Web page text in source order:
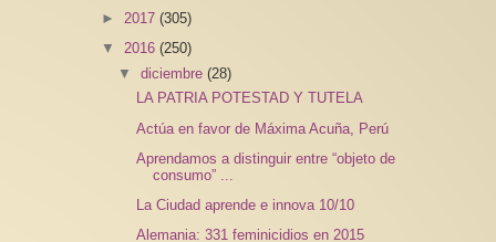
► 2017 (305)
▼ 2016 (250)
▼diciembre(28)
LA PATRIA POTESTAD Y TUTELA
Actúa en favor de Máxima Acuña, Perú
Aprendamos a distinguir entre “objeto de
consumo” ...
La Ciudad aprende e innova 10/10
Alemania: 331 feminicidios en 2015